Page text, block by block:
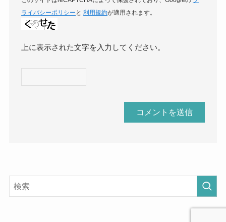
ライバシーポリシー と利用規約が適用されます。
上に表示された文字を入力してください。